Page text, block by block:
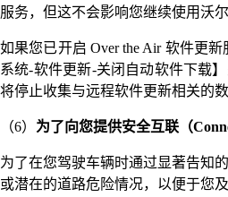
服务，但这不会影响您继续使用沃
如果您已开启 Over the Air 软件更
系统-软件更新-关闭自动软件下载
将停止收集与远程软件更新相关的数
（6） 为了向您提供安全互联（
为了在您驾驶车辆时通过显著告知
或潜在的道路危险情况，以便于您